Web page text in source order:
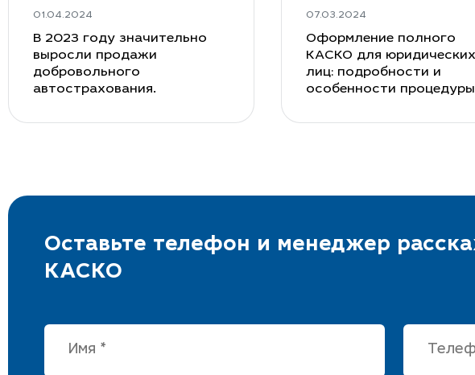
01.04.2024
В 2023 году значительно
выросли продажи
добровольного
автострахования.
07.03.2024
Оформление полного
КАСКО для юридических
лиц: подробности и
особенности процедуры
Оставьте телефон и менеджер
КАСКО